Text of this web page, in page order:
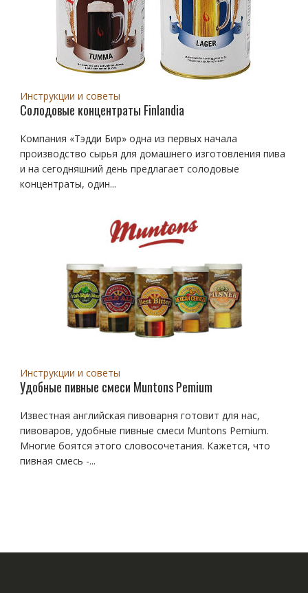
Инструкции и советы
Солодовые концентраты Finlandia
Компания «Тэдди Бир» одна из первых начала
производство сырья для домашнего изготовления пива
и на сегодняшний день предлагает солодовые
концентраты, один...
Инструкции и советы
Удобные пивные смеси Muntons Pemium
Известная английская пивоварня готовит для нас,
пивоваров, удобные пивные смеси Muntons Pemium.
Многие боятся этого словосочетания. Кажется, что
пивная смесь -...